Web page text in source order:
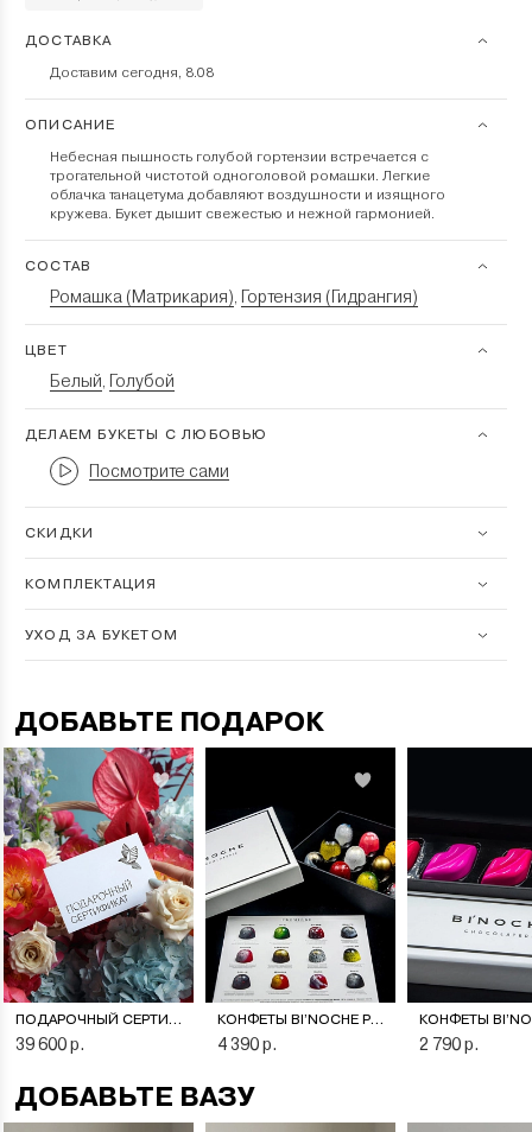
ДОСТАВКА
Доставим сегодня, 8.08
ОПИСАНИЕ
Небесная пышность голубой гортензии встречается с
трогательной чистотой одноголовой ромашки. Легкие
облачка танацетума добавляют воздушности и изящного
кружева. Букет дышит свежестью и нежной гармонией.
СОСТАВ
Ромашка (Матрикария), Гортензия (Гидрангия)
ЦВЕТ
Белый, Голубой
ДЕЛАЕМ БУКЕТЫ С ЛЮБОВЬЮ
Посмотрите сами
СКИДКИ
КОМПЛЕКТАЦИЯ
УХОД ЗА БУКЕТОМ
ДОБАВЬТЕ ПОДАРОК
ПОДАРОЧНЫЙ СЕРТИФИКАТ НА ЦВЕТОЧНУЮ ПОДПИСКУ
39 600 р.
КОНФЕТЫ BI’NOCHE PREMIERE
4 390 р. 2 790 р.
ДОБАВЬТЕ ВАЗУ